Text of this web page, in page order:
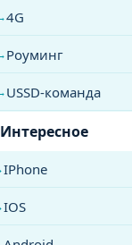
4G
Роуминг
USSD-команда
Интересное
IPhone
IOS